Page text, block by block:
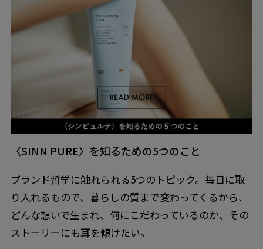
〈SINN PURE〉を知るための5つのこと
ブランド哲学に触れられる5つのトピック。毎日に取
り入れるもので、暮らしの質まで変わってくるから、
どんな想いで生まれ、何にこだわっているのか、その
ストーリーにも耳を傾けたい。